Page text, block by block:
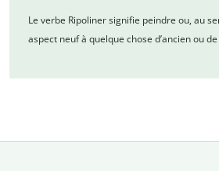
Le verbe Ripoliner signifie peindre ou, au
aspect neuf à quelque chose d’ancien ou